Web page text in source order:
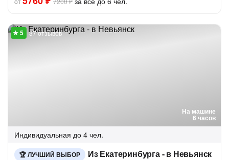
На машине
6 часов
37 отзывов
Индивидуальная до 4 чел.
ЛУЧШИЙ ВЫБОР Из Екатеринбурга - в Невьянск